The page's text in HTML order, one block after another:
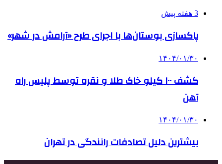
3 هفته پیش
پاکسازی بوستان‌ها با اجرای طرح «آرامش در شهر»
۱۴۰۴/۰۱/۳۰
کشف ۱۰۰ کیلو خاک طلا و نقره توسط پلیس راه
آهن
۱۴۰۴/۰۱/۳۰
بیشترین دلیل تصادفات رانندگی در تهران